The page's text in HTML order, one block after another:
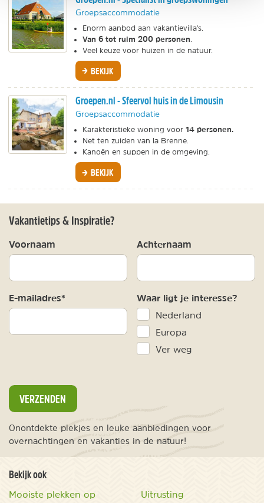
Groepsaccommodatie
Enorm aanbod aan vakantievilla's.
Van 6 tot ruim 200 personen
Veel keuze voor huizen in de natuur.
BEKIJK
Groepen.nl - Sfeervol huis in de Limousin
Groepsaccommodatie
Karakteristieke woning voor 14 personen.
Net ten zuiden van la Brenne.
Kanoën en suppen in de omgeving.
BEKIJK
Vakantietips & Inspiratie?
Voornaam Achternaam
E-mailadres* Waar ligt je interesse?
Nederland
Europa
Ver weg
VERZENDEN
Onontdekte plekjes en leuke aanbiedingen voor
overnachtingen en vakanties in de natuur!
Bekijk ook
Mooiste plekken op
Uitrusting